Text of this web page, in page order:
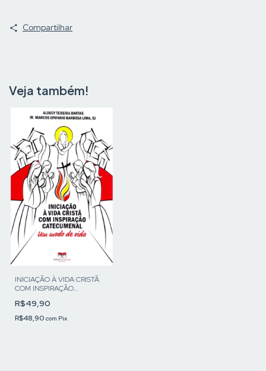
Compartilhar
Veja também!
INICIAÇÃO À VIDA CRISTÃ
COM INSPIRAÇÃO
DE VIDA
R$49,90
R$48,90 com Pix